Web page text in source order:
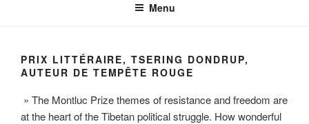
Menu
PRIX LITTÉRAIRE, TSERING DONDRUP,
AUTEUR DE TEMPÊTE ROUGE
» The Montluc Prize themes of resistance and freedom are
at the heart of the Tibetan political struggle. How wonderful